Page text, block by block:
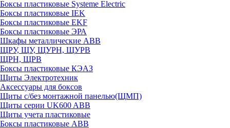
Боксы пластиковые Systeme Electric
Боксы пластиковые IEK
Боксы пластиковые EKF
Боксы пластиковые ЭРА
Шкафы металлические ABB
ЩРУ, ЩУ, ЩУРН, ЩУРВ
ЩРН, ЩРВ
Боксы пластиковые КЭАЗ
Щиты Электротехник
Аксессуары для боксов
Щиты с/без монтажной панелью(ЩМП)
Щиты серии UK600 ABB
Щиты учета пластиковые
Боксы пластиковые ABB